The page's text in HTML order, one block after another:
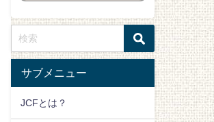
サブメニュー
JCFとは？